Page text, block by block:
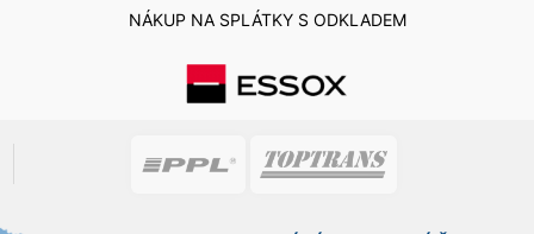
NÁKUP NA SPLÁTKY S ODKLADEM